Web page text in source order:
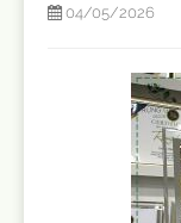
04/05/2026